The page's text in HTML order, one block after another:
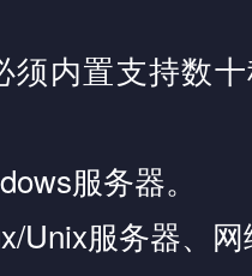
须内置支持数
服务器。
Unix服务器、